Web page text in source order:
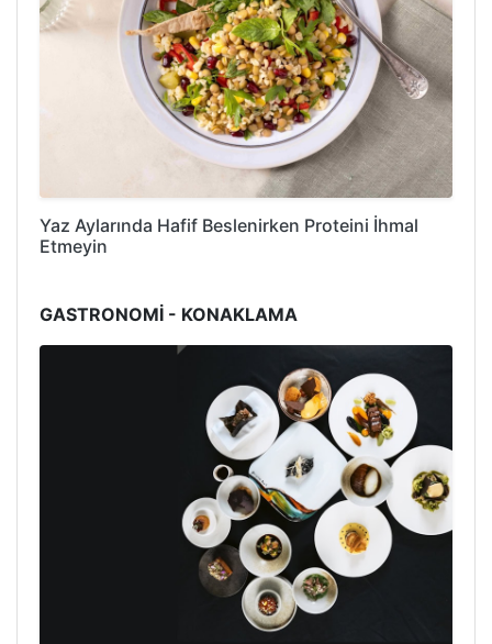
Yaz Aylarında Hafif Beslenirken Proteini İhmal
Etmeyin
GASTRONOMİ - KONAKLAMA